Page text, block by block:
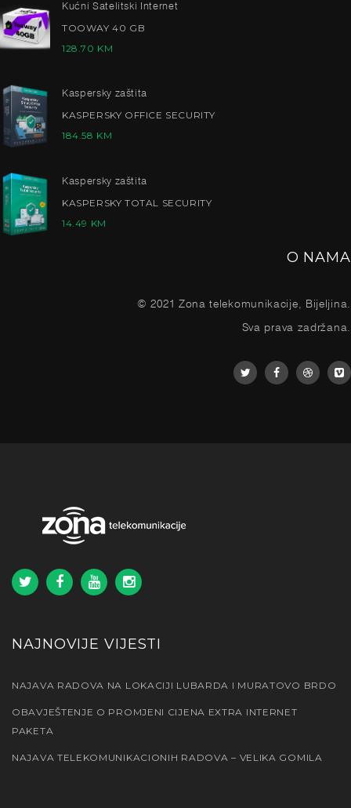
Kućni Satelitski Internet
TOOWAY 40 GB
128.70 KM
Kaspersky zaštita
KASPERSKY OFFICE SECURITY
184.58 KM
Kaspersky zaštita
KASPERSKY TOTAL SECURITY
14.49 KM
O NAMA
© 2021 Zona telekomunikacije, Bijeljina.
Sva prava zadržana.
NAJNOVIJE VIJESTI
NAJAVA RADOVA NA LOKACIJI LUBARDA I MURATOVO BRDO
OBAVJEŠTENJE O PROMJENI CIJENA EXTRA INTERNET
PAKETA
NAJAVA TELEKOMUNIKACIONIH RADOVA – VELIKA GOMILA